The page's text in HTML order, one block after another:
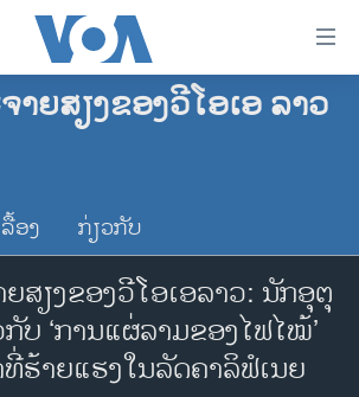
ທີບໍດີ ສະຫະລັດ 2024
າຍສຽງຂອງວີໂອເອ ລາວ
ງພັອດແຄັສ
YouTube
ອງ ກ່ຽວກັບ
ສຽງຂອງວີໂອເອລາວ: ນັກອຸຕຸ
ບ ‘ການແຜ່ລາມຂອງໄຟໄໝ້’
ຮ້າຍແຮງໃນລັດຄາລິຟໍເນຍ